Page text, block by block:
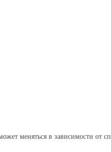
меняться в зависимости от